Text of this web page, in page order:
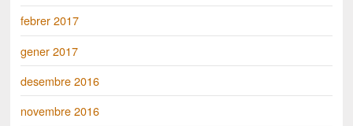
febrer 2017
gener 2017
desembre 2016
novembre 2016